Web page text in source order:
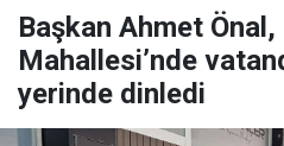
Başkan Ahmet Önal,
Mahallesi’nde
yerinde dinledi